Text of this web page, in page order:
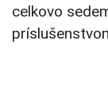
celkovo